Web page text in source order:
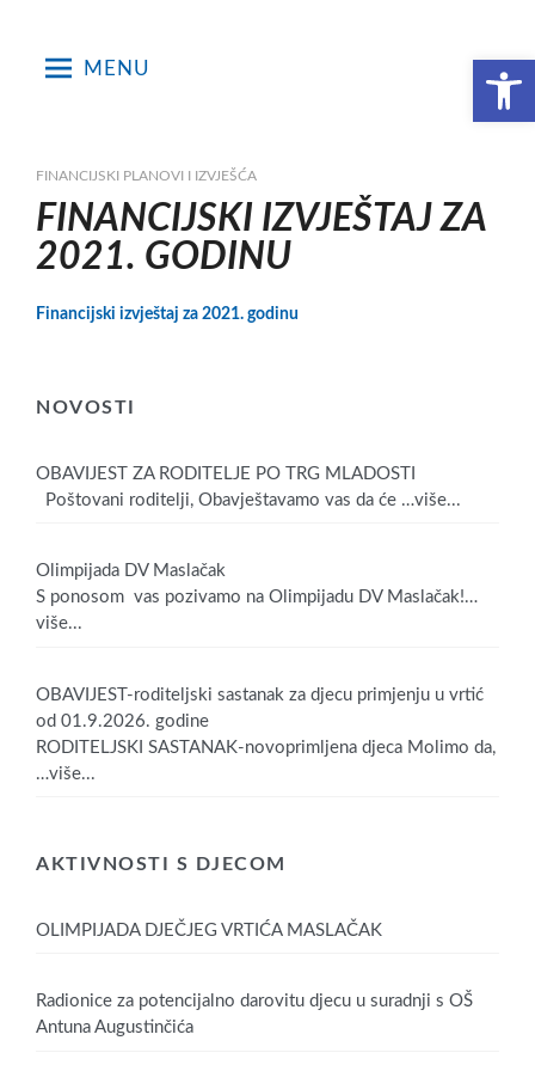
Open toolbar
MENU
FINANCIJSKI PLANOVI I IZVJEŠĆA
FINANCIJSKI IZVJEŠTAJ ZA
2021. GODINU
Financijski izvještaj za 2021. godinu
NOVOSTI
OBAVIJEST ZA RODITELJE PO TRG MLADOSTI
Poštovani roditelji, Obavještavamo vas da će …više...
Olimpijada DV Maslačak
S ponosom vas pozivamo na Olimpijadu DV Maslačak!…
više...
OBAVIJEST-roditeljski sastanak za djecu primjenju u vrtić
od 01.9.2026. godine
RODITELJSKI SASTANAK-novoprimljena djeca Molimo da,
…više...
AKTIVNOSTI S DJECOM
OLIMPIJADA DJEČJEG VRTIĆA MASLAČAK
Radionice za potencijalno darovitu djecu u suradnji s OŠ
Antuna Augustinčića